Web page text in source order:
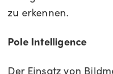
zu erkennen.
Pole Intelligence
Der Einsatz von